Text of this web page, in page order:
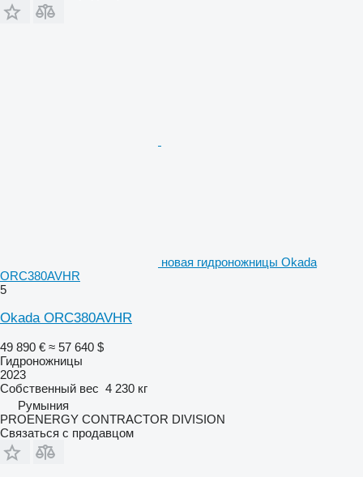
новая гидроножницы Okada
ORC380AVHR
5
Okada ORC380AVHR
49 890 € ≈ 57 640 $
Гидроножницы
2023
Собственный вес 4 230 кг
Румыния
PROENERGY CONTRACTOR DIVISION
Связаться с продавцом